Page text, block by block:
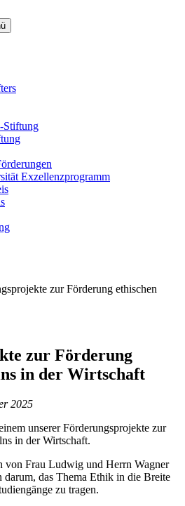
Exzellenzprogramm
zur Förderung ethischen
zur Förderung
in der Wirtschaft
2025
unserer Förderungsprojekte zur
in der Wirtschaft.
von Frau Ludwig und Herrn Wagner
darum, das Thema Ethik in die Breite
zu tragen.